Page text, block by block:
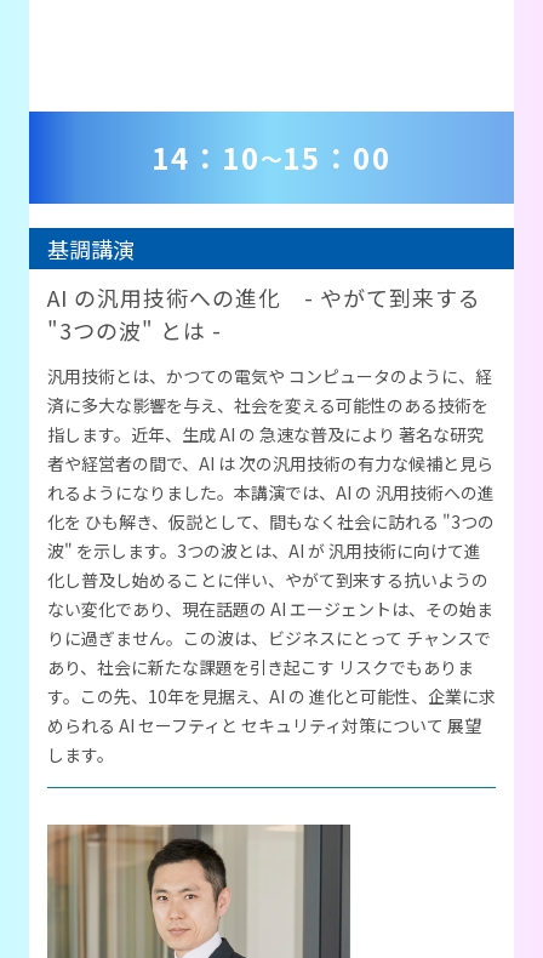
14：10～15：00
基調講演
AI の汎用技術への進化 - やがて到来する
"3つの波" とは -
汎用技術とは、かつての電気や コンピュータのように、経
済に多大な影響を与え、社会を変える可能性のある技術を
指します。近年、生成 AI の 急速な普及により 著名な研究
者や経営者の間で、AI は 次の汎用技術の有力な候補と見ら
れるようになりました。本講演では、AI の 汎用技術への進
化を ひも解き、仮説として、間もなく社会に訪れる "3つの
波" を示します。3つの波とは、AI が 汎用技術に向けて進
化し普及し始めることに伴い、やがて到来する抗いようの
ない変化であり、現在話題の AI エージェントは、その始ま
りに過ぎません。この波は、ビジネスにとって チャンスで
あり、社会に新たな課題を引き起こす リスクでもありま
す。この先、10年を見据え、AI の 進化と可能性、企業に求
められる AI セーフティと セキュリティ対策について 展望
します。